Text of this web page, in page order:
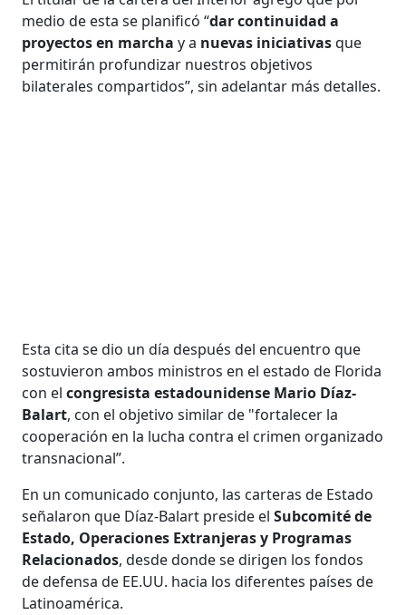
medio de esta se planificó “dar continuidad a
proyectos en marchay a nuevas iniciativasque
permitirán profundizar nuestros objetivos
bilaterales compartidos”, sin adelantar más detalles.
Esta cita se dio un día después del encuentro que
sostuvieron ambos ministros en el estado de Florida
con elcongresista estadounidense Mario Díaz-
Balart, con el objetivo similar de "fortalecer la
cooperación en la lucha contra el crimen organizado
transnacional”.
En un comunicado conjunto, las carteras de Estado
señalaron que Díaz-Balart preside elSubcomité de
Estado, Operaciones Extranjeras y Programas
Relacionados, desde donde se dirigen los fondos
de defensa de EE.UU. hacia los diferentes países de
Latinoamérica.